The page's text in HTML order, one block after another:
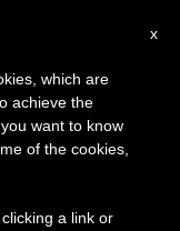
Posts Tagged ‘التعلّم’
x
which are
achieve the
want to know
of the cookies,
a link or